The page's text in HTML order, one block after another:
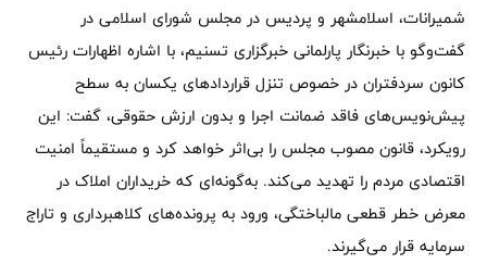
شمیرانات، اسلامشهر و پردیس در مجلس شورای اسلامی در
گفت‌وگو با خبرنگار پارلمانی خبرگزاری تسنیم، با اشاره اظهارات رئیس
کانون سردفتران در خصوص تنزل قراردادهای یکسان به سطح
پیش‌نویس‌های فاقد ضمانت اجرا و بدون ارزش حقوقی، گفت: این
رویکرد، قانون مصوب مجلس را بی‌اثر خواهد کرد و مستقیماً امنیت
اقتصادی مردم را تهدید می‌کند. به‌گونه‌ای که خریداران املاک در
معرض خطر قطعی مالباختگی، ورود به پرونده‌های کلاهبرداری و تاراج
سرمایه قرار می‌گیرند.